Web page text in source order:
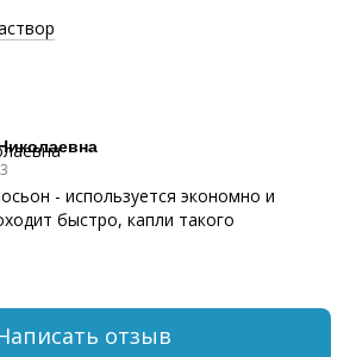
- используется экономно и
быстро, капли такого
отзыв